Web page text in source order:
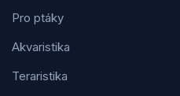
Pro ptáky
Akvaristika
Teraristika